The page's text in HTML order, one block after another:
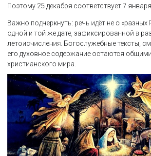
Поэтому 25 декабря соответствует 7 января.
Важно подчеркнуть: речь идёт не о «разных
одной и той же дате, зафиксированной в
летоисчисления. Богослужебные тексты,
его духовное содержание остаются
христианского мира.